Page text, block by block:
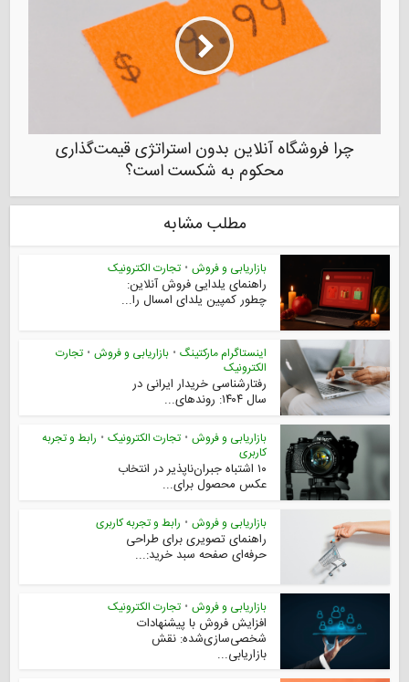
چرا فروشگاه آنلاین بدون استراتژی قیمت‌گذاری
محکوم به شکست است؟
مطلب مشابه
بازاریابی و فروش • تجارت الکترونیک
راهنمای یلدایی فروش آنلاین:
چطور کمپین یلدای امسال را...
اینستاگرام مارکتینگ • بازاریابی و فروش • تجارت
الکترونیک
رفتارشناسی خریدار ایرانی در
سال ۱۴۰۴: روندهای...
بازاریابی و فروش • تجارت الکترونیک • رابط و تجربه
کاربری
۱۰ اشتباه جبران‌ناپذیر در انتخاب
عکس محصول برای...
بازاریابی و فروش • رابط و تجربه کاربری
راهنمای تصویری برای طراحی
حرفه‌ای صفحه سبد خرید:...
بازاریابی و فروش • تجارت الکترونیک
افزایش فروش با پیشنهادات
شخصی‌سازی‌شده: نقش
بازاریابی...